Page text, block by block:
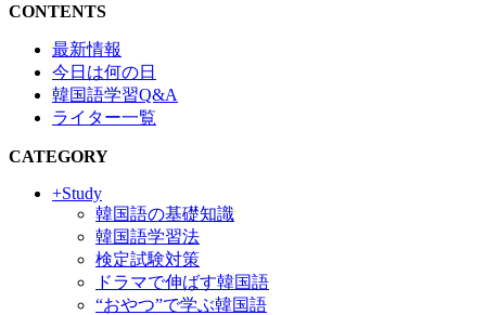
CONTENTS
最新情報
今日は何の日
韓国語学習Q&A
ライター一覧
CATEGORY
+Study
韓国語の基礎知識
韓国語学習法
検定試験対策
ドラマで伸ばす韓国語
“おやつ”で学ぶ韓国語